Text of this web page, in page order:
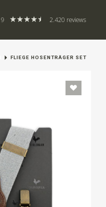
9 2.420 reviews
FLIEGE HOSENTRÄGER SET